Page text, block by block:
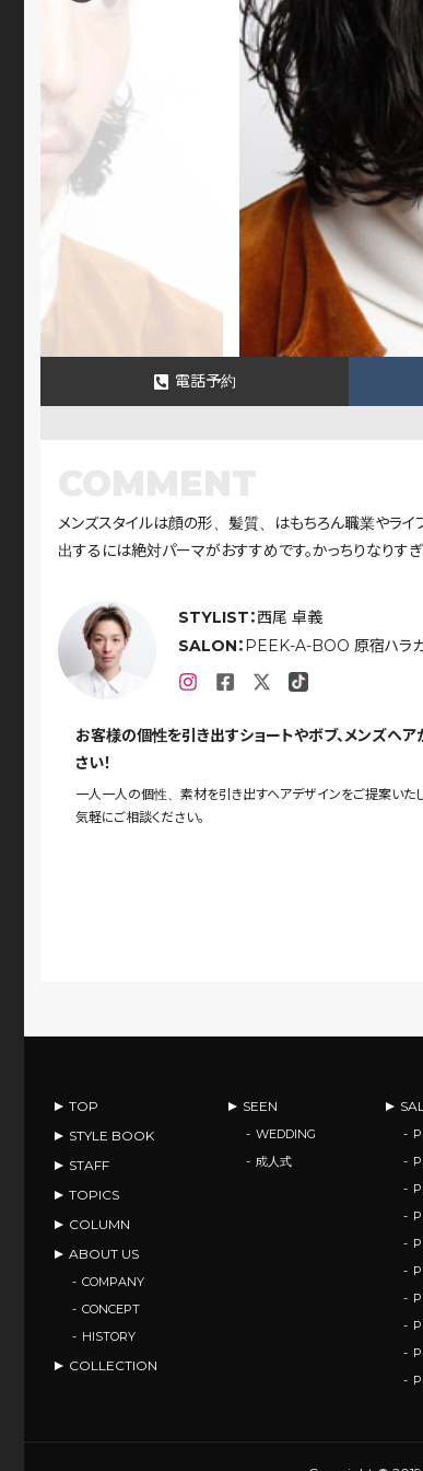
電話予約
STYLIST：西尾 卓義
SALON： PEEK-A-BOO 原宿ハラ
お客様の個性を引き出すショートやボブ、メンズヘ
さい！
一人一人の個性、素材を引き出すヘアデザインをご提案いたし
気軽にご相談ください。
メンズスタイルは顔の形、髪質、はもちろん職業やライ
出するには絶対パーマがおすすめです。かっちりなりす
TOP
STYLE BOOK
STAFF
TOPICS
COLUMN
ABOUT US
COMPANY
CONCEPT
HISTORY
COLLECTION
SEEN
WEDDING
成人式